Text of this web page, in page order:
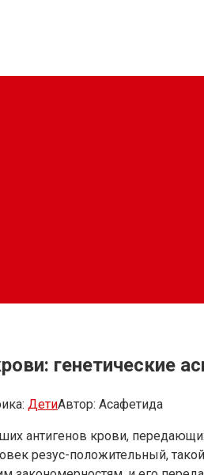
генетические
ДетиАвтор: Асафетида
антигенов крови,
резус-положительный,